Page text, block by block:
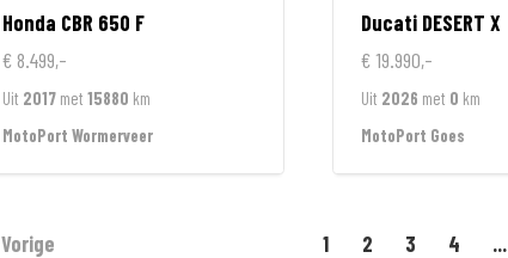
Honda CBR 650 F
€ 8.499,-
Uit 2017met 15880 km
MotoPort Wormerveer
Ducati DESERT X
€ 19.990,-
Uit 2026 met 0 km
MotoPort Goes
Vorige 1 2 3 4 ...